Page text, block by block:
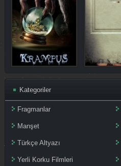
Kategoriler
Fragmanlar
Manşet
Türkçe Altyazı
Yerli Korku Filmleri